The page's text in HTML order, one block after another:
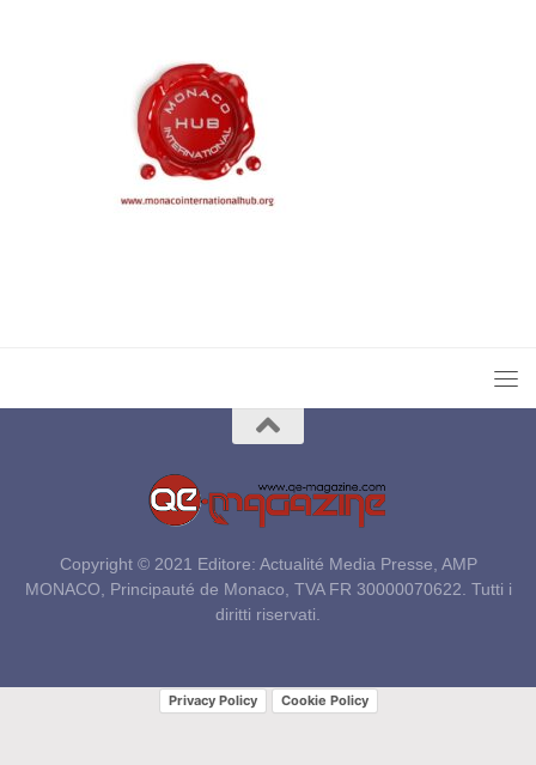
Copyright © 2021 Editore: Actualité Media Presse, AMP
MONACO, Principauté de Monaco, TVA FR 30000070622. Tutti i
diritti riservati.
Privacy Policy Cookie Policy